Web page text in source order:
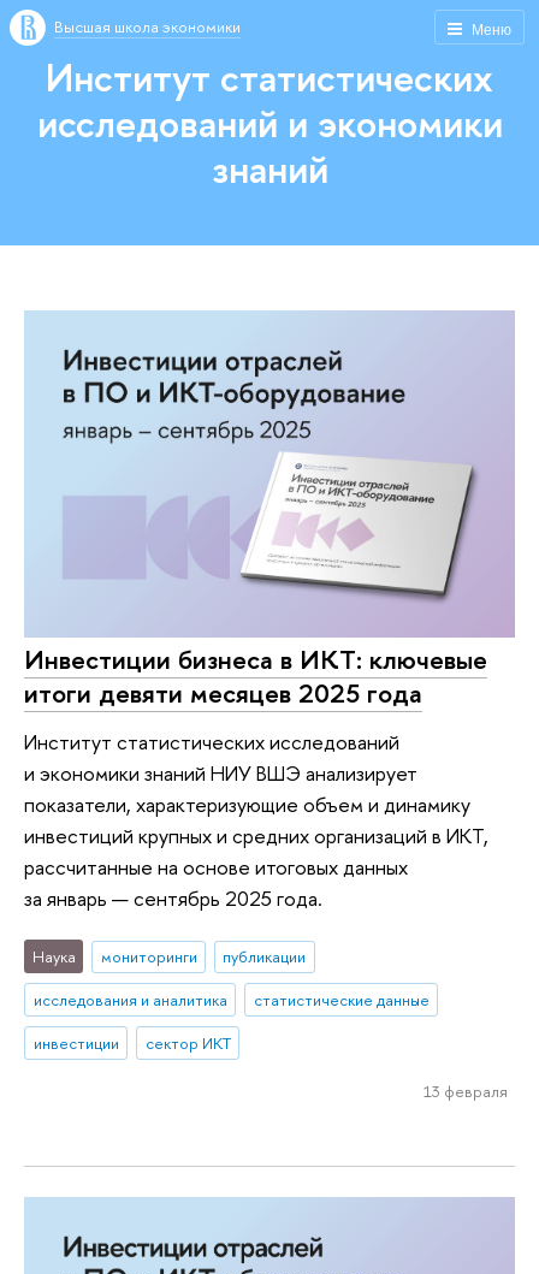
Меню
Высшая школа экономики
Институт статистических
исследований и экономики
знаний
Инвестиции бизнеса в ИКТ: ключевые
итоги девяти месяцев 2025 года
Институт статистических исследований
и экономики знаний НИУ ВШЭ анализирует
показатели, характеризующие объем и динамику
инвестиций крупных и средних организаций в ИКТ,
рассчитанные на основе итоговых данных
за январь — сентябрь 2025 года.
Наука мониторинги
публикации
исследования и аналитика
статистические данные
инвестиции
сектор ИКТ
13 февраля